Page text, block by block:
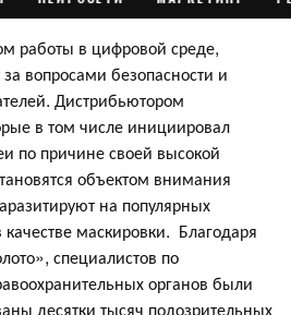
работы в цифровой среде,
вопросами безопасности и
Дистрибьютором
в том числе инициировал
по причине своей высокой
объектом внимания
на популярных
маскировки. Благодаря
специалистов по
органов были
десятки тысяч подозрительных